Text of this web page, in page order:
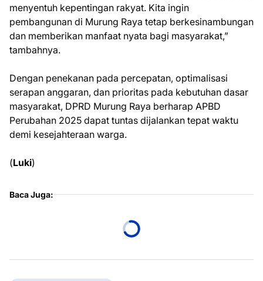
menyentuh kepentingan rakyat. Kita ingin
pembangunan di Murung Raya tetap berkesinambungan
dan memberikan manfaat nyata bagi masyarakat,”
tambahnya.
Dengan penekanan pada percepatan, optimalisasi
serapan anggaran, dan prioritas pada kebutuhan dasar
masyarakat, DPRD Murung Raya berharap APBD
Perubahan 2025 dapat tuntas dijalankan tepat waktu
demi kesejahteraan warga.
(Luki)
Baca Juga: